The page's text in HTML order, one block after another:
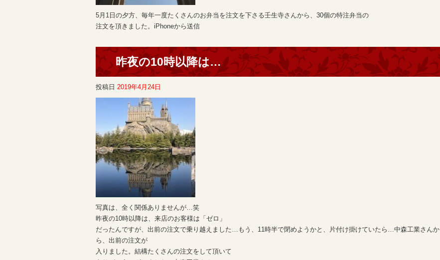
5月1日の夕方、毎年一度たくさんのお弁当を注文を下さる壬生寺さんから、30個の特注弁当の
注文を頂きました。iPhoneから送信
昨夜の10時以降は…
投稿日 2019年4月24日
写真は、全く関係ありませんが…笑
昨夜の10時以降は、来店のお客様は「ゼロ」
だったんですが、出前の注文で乗り越えました…もう、11時半で閉めようかと、片付け掛けていたら…中森工業さんか
ら、出前の注文が
入りました。結構たくさんの注文をして頂いて